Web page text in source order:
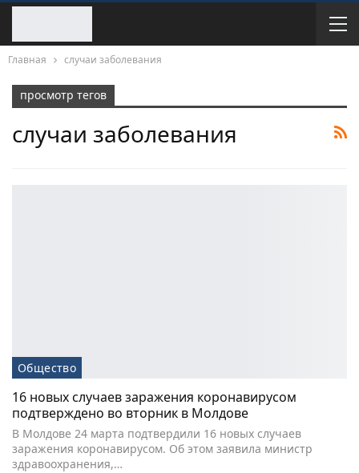
Главная случаи заболевания
просмотр тегов
случаи заболевания
Общество
16 новых случаев заражения коронавирусом
подтверждено во вторник в Молдове
В Молдове 24 марта подтвердили 16 новых случаев
заражения коронавирусом. Об этом заявила министр
здравоохранения,…